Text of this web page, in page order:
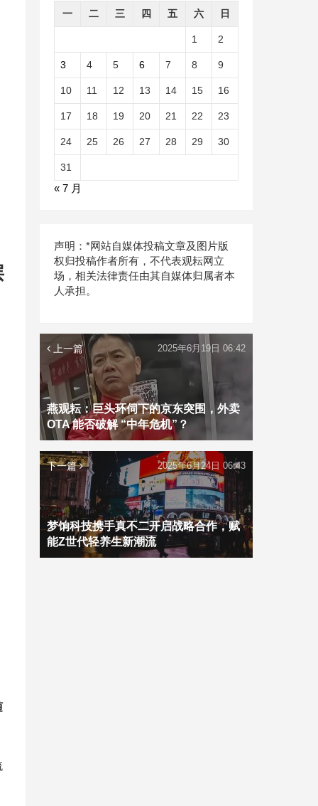
一
二 三 四 五 六 日
1 2
3 4 5 6 7 8 9
10 11 12 13 14 15 16
17 18 19 20 21 22 23
24 25 26 27 28 29 30
31
« 7 月
声明：*网站自媒体投稿文章及图片版
权归投稿作者所有，不代表观耘网立
场，相关法律责任由其自媒体归属者本
人承担。
上一篇
燕观耘：巨头环伺下的京东突围，外卖
OTA 能否破解 “中年危机”？
2025年6月19日 06:42
下一篇
梦饷科技携手真不二开启战略合作，赋
能Z世代轻养生新潮流
2025年6月24日 06:43